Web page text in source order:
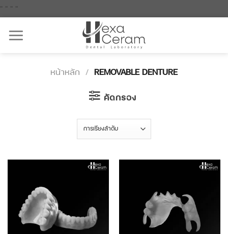
" " " "
content
หน้าหลัก / REMOVABLE DENTURE
คัดกรอง